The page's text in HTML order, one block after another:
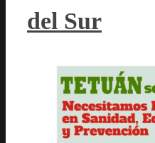
del Sur